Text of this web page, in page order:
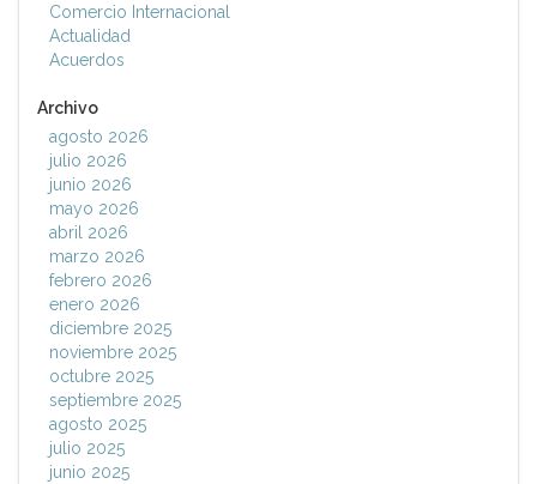
Comercio Internacional
Actualidad
Acuerdos
Archivo
agosto 2026
julio 2026
junio 2026
mayo 2026
abril 2026
marzo 2026
febrero 2026
enero 2026
diciembre 2025
noviembre 2025
octubre 2025
septiembre 2025
agosto 2025
julio 2025
junio 2025